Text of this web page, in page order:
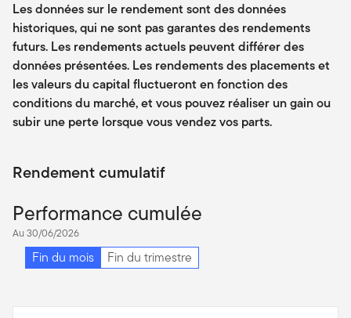
Les données sur le rendement sont des données
historiques, qui ne sont pas garantes des rendements
futurs. Les rendements actuels peuvent différer des
données présentées. Les rendements des placements et
les valeurs du capital fluctueront en fonction des
conditions du marché, et vous pouvez réaliser un gain ou
subir une perte lorsque vous vendez vos parts.
Rendement cumulatif
Performance cumulée
Au 30/06/2026
Fin du mois Fin du trimestre